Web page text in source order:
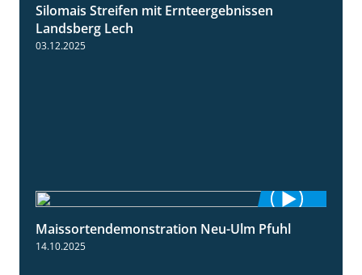
11:01
Silomais Streifen mit Ernteergebnissen
Landsberg Lech
03.12.2025
7:10
Maissortendemonstration Neu-Ulm Pfuhl
14.10.2025